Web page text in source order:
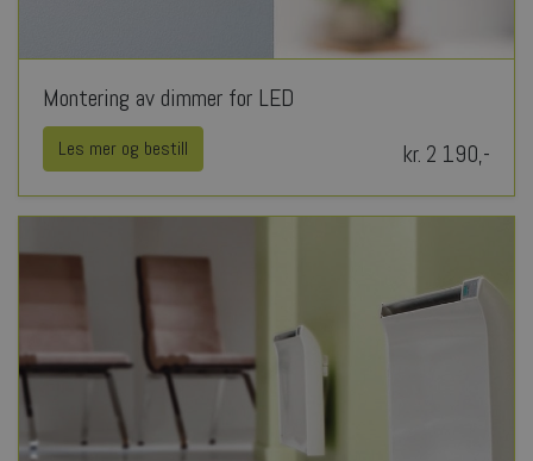
Montering av dimmer for LED
Les mer og bestill kr. 2 190,-